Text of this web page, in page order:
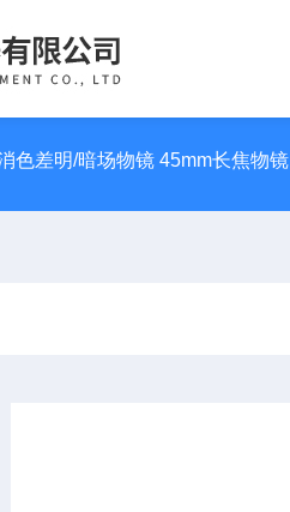
色差明/暗场物镜 45mm长焦物镜